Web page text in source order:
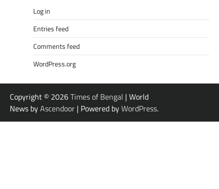
Log in
Entries feed
Comments feed
WordPress.org
Copyright © 2026Times of Bengal | World
News byAscendoor | Powered byWordPress.